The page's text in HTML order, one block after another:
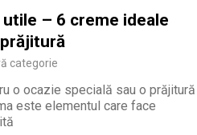
– 6 creme ideale
categorie
o ocazie specială sau o prăjitură
este elementul care face